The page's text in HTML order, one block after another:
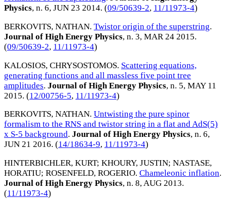
Physics, n. 6, JUN 23 2014. (09/50639-2, 11/11973-4)
BERKOVITS, NATHAN. Twistor origin of the superstring.
Journal of High Energy Physics, n. 3, MAR 24 2015.
(09/50639-2, 11/11973-4)
KALOSIOS, CHRYSOSTOMOS. Scattering equations,
generating functions and all massless five point tree
amplitudes. Journal of High Energy Physics, n. 5, MAY 11
2015. (12/00756-5, 11/11973-4)
BERKOVITS, NATHAN. Untwisting the pure spinor
formalism to the RNS and twistor string in a flat and AdS(5)
x S-5 background. Journal of High Energy Physics, n. 6,
JUN 21 2016. (14/18634-9, 11/11973-4)
HINTERBICHLER, KURT; KHOURY, JUSTIN; NASTASE,
HORATIU; ROSENFELD, ROGERIO. Chameleonic inflation.
Journal of High Energy Physics, n. 8,AUG 2013.
(11/11973-4)